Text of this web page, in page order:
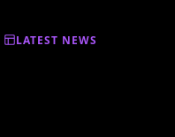
LATEST NEWS